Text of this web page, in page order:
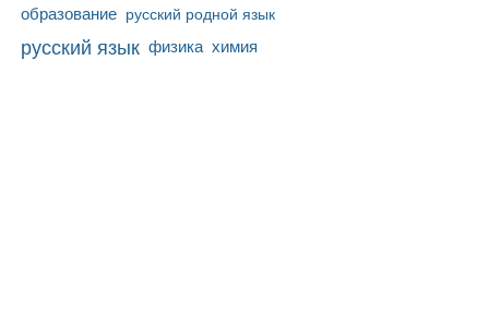
образование русский родной язык
русский язык физика химия